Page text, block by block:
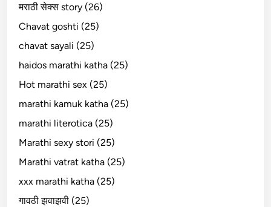
मराठी सेक्स story (26)
Chavat goshti (25)
chavat sayali (25)
haidos marathi katha (25)
Hot marathi sex (25)
marathi kamuk katha (25)
marathi literotica (25)
Marathi sexy stori (25)
Marathi vatrat katha (25)
xxx marathi katha (25)
गावठी झवाझवी (25)